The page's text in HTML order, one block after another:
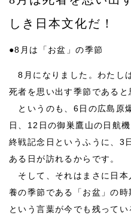
しき日本文化だ！
●8月は「お盆」の季節
8月になりました。わたし
死者を思い出す季節であると
というのも、6日の広島原
日、12日の御巣鷹山の日航
終戦記念日というふうに、3
ある日が訪れるからです。
そして、それはまさに日本
養の季節である「お盆」の時
という言葉が今でも残って